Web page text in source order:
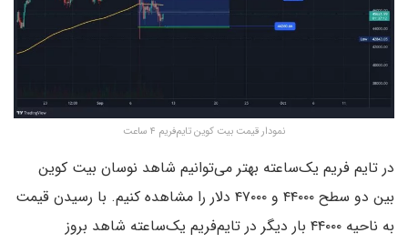
نمودار قیمت بیت کوین تایم‌فریم ۴ ساعت
در تایم فریم یک‌ساعته بهتر می‌توانیم شاهد نوسان بیت کوین
بین دو سطح ۴۴۰۰۰ و ۴۷۰۰۰ دلار را مشاهده کنیم. با رسیدن قیمت
به ناحیه ۴۴۰۰۰ بار دیگر در تایم‌فریم یک‌ساعته شاهد بروز